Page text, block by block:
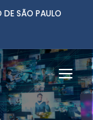
SÃO PAULO